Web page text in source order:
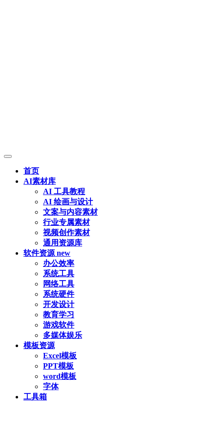
首页
AI素材库
AI 工具教程
AI 绘画与设计
文案与内容素材
行业专属素材
视频创作素材
通用资源库
软件资源 new
办公效率
系统工具
网络工具
系统硬件
开发设计
教育学习
游戏软件
多媒体娱乐
模板资源
Excel模板
PPT模板
word模板
字体
工具箱